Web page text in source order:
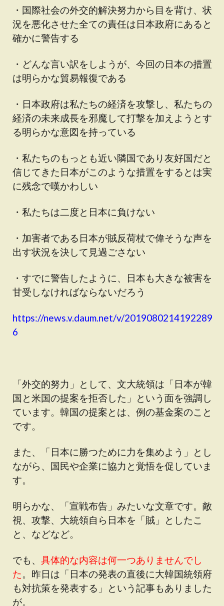
・国際社会の外交的解決努力から目を背け、状
況を悪化させた全ての責任は日本政府にあると
確かに警告する
・どんな言い訳をしようが、今回の日本の措置
は明らかな貿易報復である
・日本政府は私たちの経済を攻撃し、私たちの
経済の未来成長を邪魔して打撃を加えようとす
る明らかな意図を持っている
・私たちのもっとも近い隣国であり友好国だと
信じてきた日本がこのような措置をするとは実
に残念で嘆かわしい
・私たちは二度と日本に負けない
・加害者である日本が賊反荷杖で偉そうな声を
出す状況を決して見過ごさない
・すでに警告したように、日本も大きな被害を
甘受しなければならないだろう
https://news.v.daum.net/v/2019080214192289
6
「外交的努力」として、文大統領は「日本が韓
国と米国の提案を拒否した」という面を強調し
ています。韓国の提案とは、例の基金案のこと
です。
また、「日本に勝つために力を集めよう」とし
ながら、国民や企業に協力と覚悟を促していま
す。
明らかな、「宣戦布告」みたいな文章です。敵
視、攻撃、大統領自ら日本を「賊」としたこ
と、などなど。
でも、 具体的な内容は何一つありませんでし
た。昨日は「日本の発表の直後に大韓国統領府
も対抗策を発表する」という記事もありました
が。